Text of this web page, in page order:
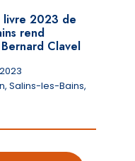
livre 2023 de
rend
Clavel
, Salins-les-Bains,